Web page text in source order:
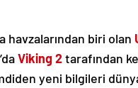
havzalarından biri olan
Viking 2tarafından
yeni bilgileri